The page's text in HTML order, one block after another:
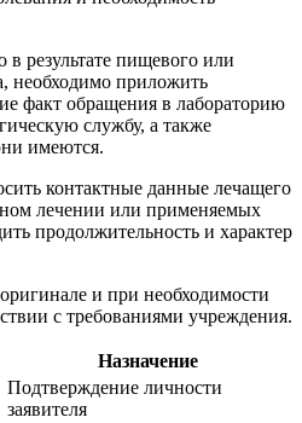
результате пищевого или
необходимо приложить
факт обращения в лабораторию
службу, а также
имеются.
контактные данные лечащего
лечении или применяемых
продолжительность и характер
и при необходимости
с требованиями учреждения.
Назначение
Подтверждение личности
заявителя